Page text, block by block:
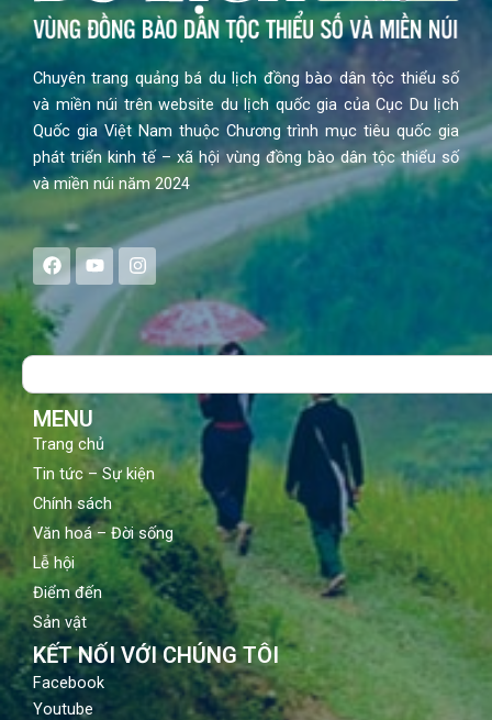
Chuyên trang quảng bá du lịch đồng bào dân tộc thiểu số
và miền núi trên website du lịch quốc gia của Cục Du lịch
Quốc gia Việt Nam thuộc Chương trình mục tiêu quốc gia
phát triển kinh tế – xã hội vùng đồng bào dân tộc thiểu số
và miền núi năm 2024
F
a
c
e
b
o
Y
o
u
t
u
b
I
n
s
a
g
Search
MENU
Trang chủ
Tin tức – Sự kiện
Chính sách
Văn hoá – Đời sống
Lễ hội
Điểm đến
Sản vật
KẾT NỐI VỚI CHÚNG TÔI
Facebook
Youtube